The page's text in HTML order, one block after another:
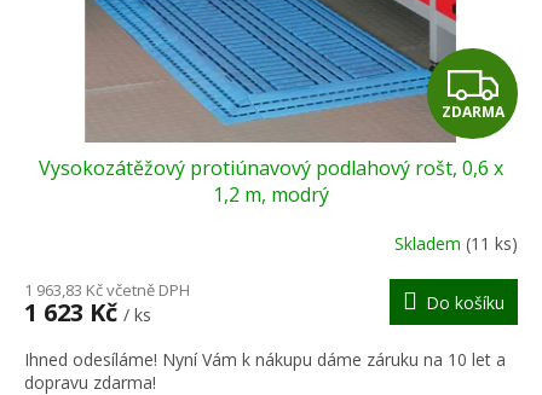
Z
D
A
R
M
A
ZDARMA
Vysokozátěžový protiúnavový podlahový rošt, 0,6 x
1,2 m, modrý
Skladem (11 ks)
1 963,83 Kč včetně DPH
1 623 Kč / ks
Do košíku
Ihned odesíláme! Nyní Vám k nákupu dáme záruku na 10 let a
dopravu zdarma!